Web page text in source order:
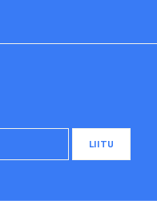
LIITU